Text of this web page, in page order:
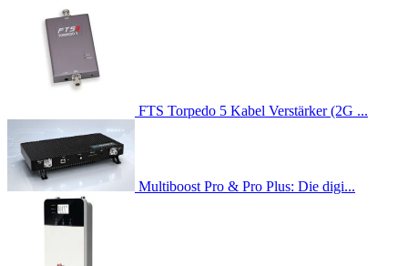
FTS Torpedo 5 Kabel Verstärker (2G ...
Multiboost Pro & Pro Plus: Die digi...